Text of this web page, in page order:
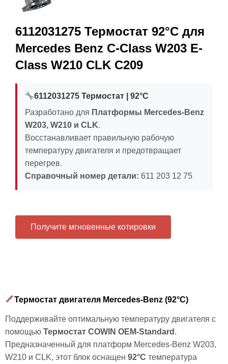
6112031275 Термостат 92°C для
Mercedes Benz C-Class W203 E-
Class W210 CLK C209
6112031275 Термостат | 92°C
Разработано для Платформы Mercedes-Benz
W203, W210 и CLK.
Восстанавливает правильную рабочую
температуру двигателя и предотвращает
перегрев.
Справочный номер детали: 611 203 12 75
Получите мгновенные котировки
Термостат двигателя Mercedes-Benz (92°C)
Поддерживайте оптимальную температуру двигателя с
помощью Термостат COWIN OEM-Standard .
Предназначенный для платформ Mercedes-Benz W203,
W210 и CLK, этот блок оснащен 92°C температура